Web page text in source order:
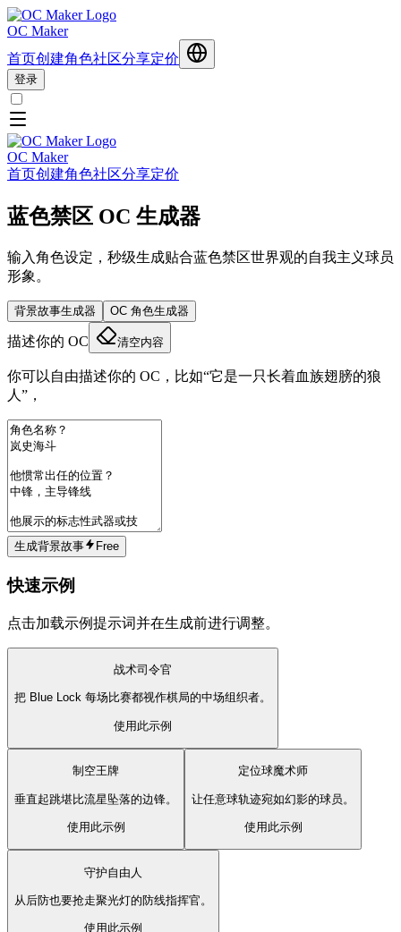
OC Maker
首页创建角色社区分享定价
登录
OC Maker
首页创建角色社区分享定价
蓝色禁区 OC 生成器
输入角色设定，秒级生成贴合蓝色禁区世界观的自我主义球员
形象。
背景故事生成器 OC 角色生成器
描述你的 OC 清空内容
你可以自由描述你的 OC，比如“它是一只长着血族翅膀的狼
人”，
生成背景故事 Free
快速示例
点击加载示例提示词并在生成前进行调整。
战术司令官
把 Blue Lock 每场比赛都视作棋局的中场组织者。
使用此示例
制空王牌
垂直起跳堪比流星坠落的边锋。
使用此示例
定位球魔术师
让任意球轨迹宛如幻影的球员。
使用此示例
守护自由人
从后防也要抢走聚光灯的防线指挥官。
使用此示例